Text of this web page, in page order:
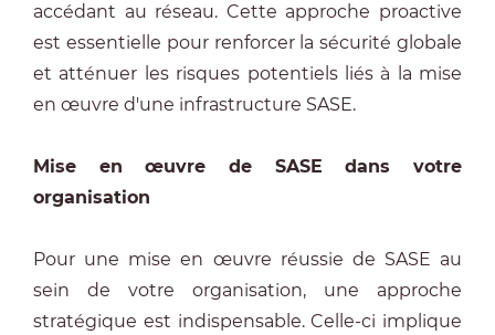
accédant au réseau. Cette approche proactive
est essentielle pour renforcer la sécurité globale
et atténuer les risques potentiels liés à la mise
en œuvre d'une infrastructure SASE.
Mise en œuvre de SASE dans votre
organisation
Pour une mise en œuvre réussie de SASE au
sein de votre organisation, une approche
stratégique est indispensable. Celle-ci implique